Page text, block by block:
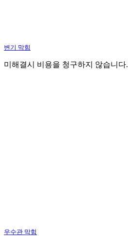
변기 막힘
미해결시 비용을 청구하지 않습니다.
우수관 막힘